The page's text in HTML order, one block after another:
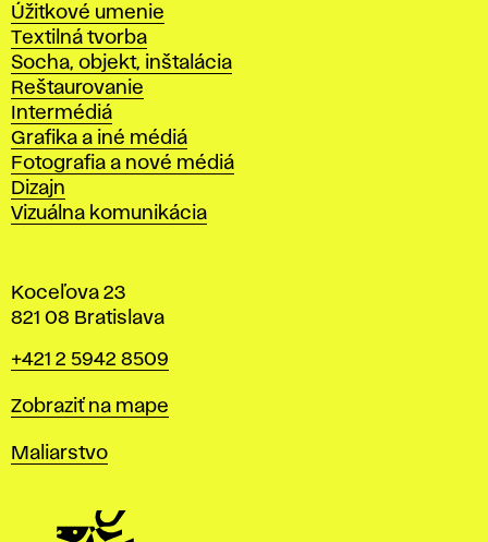
Úžitkové umenie
Textilná tvorba
Socha, objekt, inštalácia
Reštaurovanie
Intermédiá
Grafika a iné médiá
Fotografia a nové médiá
Dizajn
Vizuálna komunikácia
Koceľova 23
821 08 Bratislava
Telefón
+421 2 5942 8509
Mapa
Zobraziť na mape
Katedry
Maliarstvo